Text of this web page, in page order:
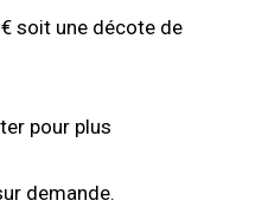
soit une décote de
pour plus
demande.